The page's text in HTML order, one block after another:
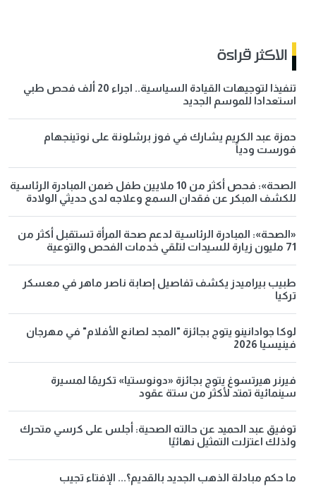
الاكثر قراءة
تنفيذا لتوجيهات القيادة السياسية.. اجراء 20 ألف فحص طبي
استعدادا للموسم الجديد
حمزة عبد الكريم يشارك في فوز برشلونة على نوتينجهام
فورست ودياً
الصحة»: فحص أكثر من 10 ملايين طفل ضمن المبادرة الرئاسية
للكشف المبكر عن فقدان السمع وعلاجه لدى حديثي الولادة
«الصحة»: المبادرة الرئاسية لدعم صحة المرأة تستقبل أكثر من
71 مليون زيارة للسيدات لتلقي خدمات الفحص والتوعية
طبيب بيراميدز يكشف تفاصيل إصابة ناصر ماهر في معسكر
تركيا
لوكا جوادانينو يتوج بجائزة "المجد لصانع الأفلام" في مهرجان
فينيسيا 2026
فيرنر هيرتسوغ يتوج بجائزة «دونوستيا» تكريمًا لمسيرة
سينمائية تمتد لأكثر من ستة عقود
توفيق عبد الحميد عن حالته الصحية: أجلس على كرسي متحرك
ولذلك اعتزلت التمثيل نهائيًا
ما حكم مبادلة الذهب الجديد بالقديم؟... الإفتاء تجيب